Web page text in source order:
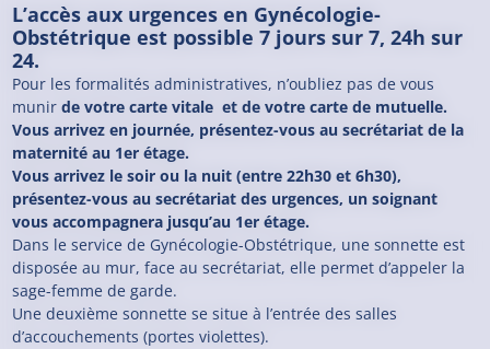
L’accès aux urgences en Gynécologie-
Obstétrique est possible 7 jours sur 7, 24h sur
24.
Pour les formalités administratives, n’oubliez pas de vous
munirde votre carte vitaleet de votre carte de mutuelle.
Vous arrivez en journée, présentez-vous au secrétariat de la
maternité au 1er étage.
Vous arrivez le soir ou la nuit (entre 22h30 et 6h30),
présentez-vous au secrétariat des urgences, un soignant
vous accompagnera jusqu’au 1er étage.
Dans le service de Gynécologie-Obstétrique, une sonnette est
disposée au mur, face au secrétariat, elle permet d’appeler la
sage-femme de garde.
Une deuxième sonnette se situe à l’entrée des salles
d’accouchements (portes violettes).